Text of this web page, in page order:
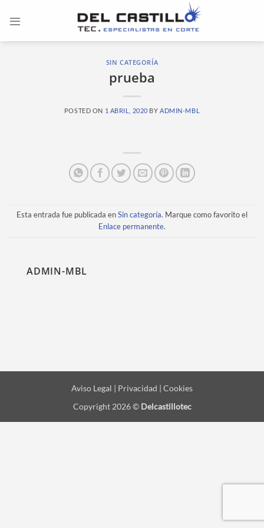
SIN CATEGORÍA
prueba
POSTED ON 1 ABRIL, 2020 BY ADMIN-MBL
Esta entrada fue publicada enSin categoría. Marque como favorito el
Enlace permanente.
ADMIN-MBL
Aviso Legal | Privacidad | Cookies
Copyright 2026 © Delcastillotec